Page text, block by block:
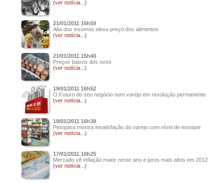
(ver notícia...)
21/01/2011 15h59
Alta dos insumos eleva preço dos alimentos
(ver notícia...)
21/01/2011 15h40
Preços baixos dos ovos
(ver notícia...)
19/01/2011 16h52
O Futuro do seu negócio num varejo em revolução permanente
(ver notícia...)
19/01/2011 16h38
Pesquisa mostra insatisfação do varejo com nível de estoque
(ver notícia...)
17/01/2011 10h25
Mercado vê inflação maior neste ano e juros mais altos em 2012
(ver notícia...)